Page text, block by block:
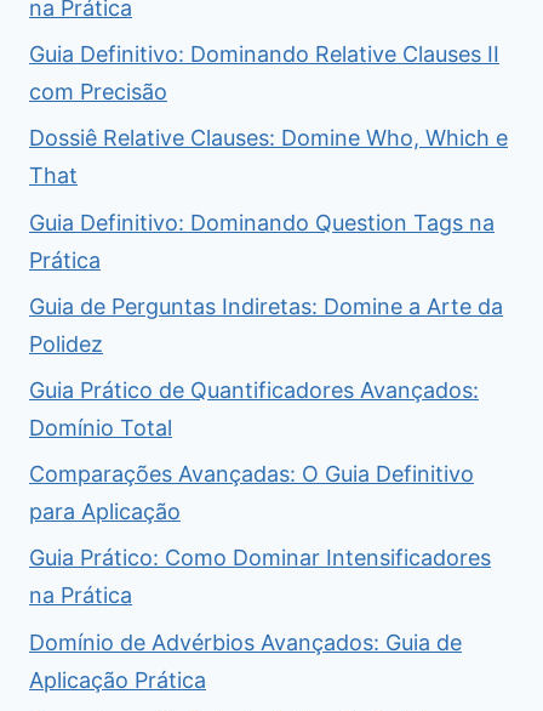
na Prática
Guia Definitivo: Dominando Relative Clauses II
com Precisão
Dossiê Relative Clauses: Domine Who, Which e
That
Guia Definitivo: Dominando Question Tags na
Prática
Guia de Perguntas Indiretas: Domine a Arte da
Polidez
Guia Prático de Quantificadores Avançados:
Domínio Total
Comparações Avançadas: O Guia Definitivo
para Aplicação
Guia Prático: Como Dominar Intensificadores
na Prática
Domínio de Advérbios Avançados: Guia de
Aplicação Prática